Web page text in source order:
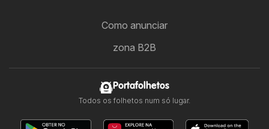
Como anunciar
zona B2B
Portafolhetos
Todos os folhetos num só lugar.